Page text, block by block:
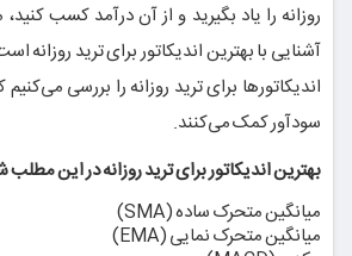
روزانه را یاد بگیرید و از آن درآمد کسب
آشنایی با بهترین اندیکاتور برای ترید روزانه
اندیکاتورها برای ترید روزانه را بررسی
سودآور کمک می‌کنند.
بهترین اندیکاتور برای ترید روزانه در این
میانگین متحرک ساده (SMA)
میانگین متحرک نمایی (EMA)